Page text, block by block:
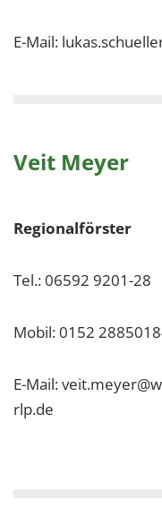
E-Mail:
Veit Meyer
Regionalförster
Tel.: 06592 9201-28
Mobil: 0152
E-Mail:
rlp.de